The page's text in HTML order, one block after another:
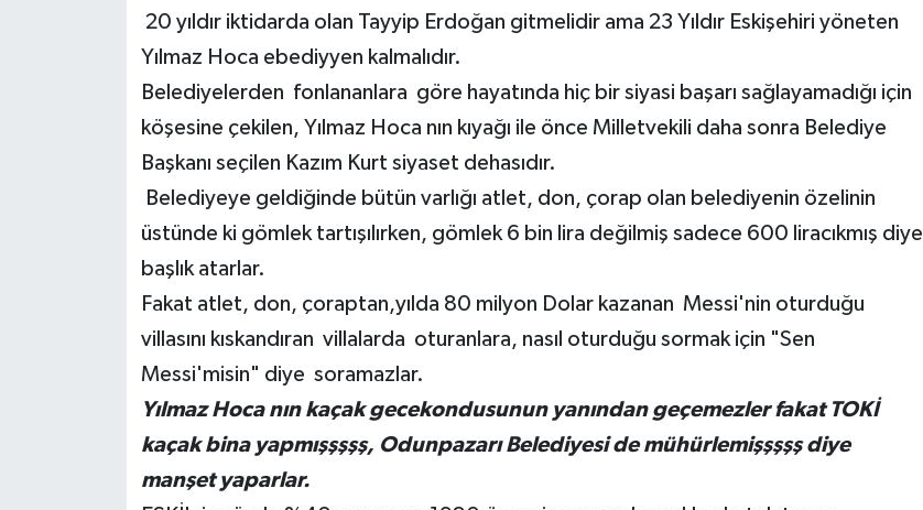
20 yıldır iktidarda olan Tayyip Erdoğan gitmelidir ama 23 Yıldır Eskişehiri yöneten
Yılmaz Hoca ebediyyen kalmalıdır.
Belediyelerden fonlananlara göre hayatında hiç bir siyasi başarı sağlayamadığı için
köşesine çekilen, Yılmaz Hoca nın kıyağı ile önce Milletvekili daha sonra Belediye
Başkanı seçilen Kazım Kurt siyaset dehasıdır.
Belediyeye geldiğinde bütün varlığı atlet, don, çorap olan belediyenin özelinin
üstünde ki gömlek tartışılırken, gömlek 6 bin lira değilmiş sadece 600 liracıkmış diye
başlık atarlar.
Fakat atlet, don, çoraptan,yılda 80 milyon Dolar kazanan Messi'nin oturduğu
villasını kıskandıran villalarda oturanlara, nasıl oturduğu sormak için "Sen
Messi'misin" diye soramazlar.
Yılmaz Hoca nın kaçak gecekondusunun yanından geçemezler fakat TOKİ
kaçak bina yapmışşşşş, Odunpazarı Belediyesi de mühürlemişşşşş diye
manşet yaparlar.